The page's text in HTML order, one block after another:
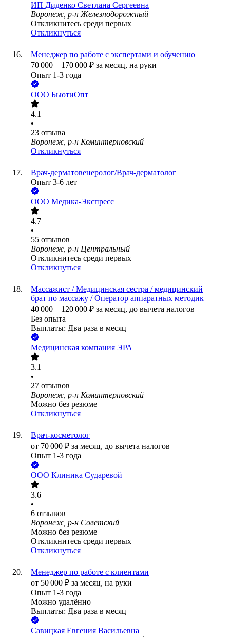
ИП Диденко Светлана Сергеевна
Воронеж, р-н Железнодорожный
Откликнитесь среди первых
Откликнуться
Менеджер по работе с экспертами и обучению
70 000 – 170 000 ₽ за месяц, на руки
Опыт 1-3 года
ООО БьютиОпт
4.1
•
23 отзыва
Воронеж, р-н Коминтерновский
Откликнуться
Врач-дерматовенеролог/Врач-дерматолог
Опыт 3-6 лет
ООО Медика-Экспресс
4.7
•
55 отзывов
Воронеж, р-н Центральный
Откликнитесь среди первых
Откликнуться
Массажист / Медицинская сестра / медицинский
брат по массажу / Оператор аппаратных методик
40 000 – 120 000 ₽ за месяц, до вычета налогов
Без опыта
Выплаты: Два раза в месяц
Медицинская компания ЭРА
3.1
•
27 отзывов
Воронеж, р-н Коминтерновский
Можно без резюме
Откликнуться
Врач-косметолог
от 70 000 ₽ за месяц, до вычета налогов
Опыт 1-3 года
ООО Клиника Сударевой
3.6
•
6 отзывов
Воронеж, р-н Советский
Можно без резюме
Откликнитесь среди первых
Откликнуться
Менеджер по работе с клиентами
от 50 000 ₽ за месяц, на руки
Опыт 1-3 года
Можно удалённо
Выплаты: Два раза в месяц
Савицкая Евгения Васильевна